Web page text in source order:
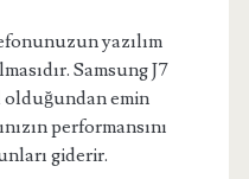
yazılım
Samsung J7
olduğundan emin
performansını
giderir.